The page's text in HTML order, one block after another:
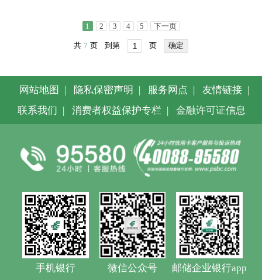
1 2 3 4 5 下一页
共 7 页 到第 页 确定
网站地图 隐私保密声明 服务网点 友情链接
联系我们
消费者权益保护专栏 金融许可证信息
手机银行 微信公众号 邮储企业银行app